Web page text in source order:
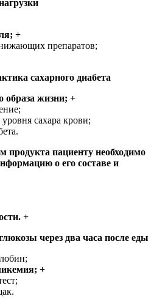
+
препаратов;
сахарного диабета
образа жизни; +
уровня сахара крови;
продукта пациенту необходимо
о его составе и
+
через два часа после еды
+